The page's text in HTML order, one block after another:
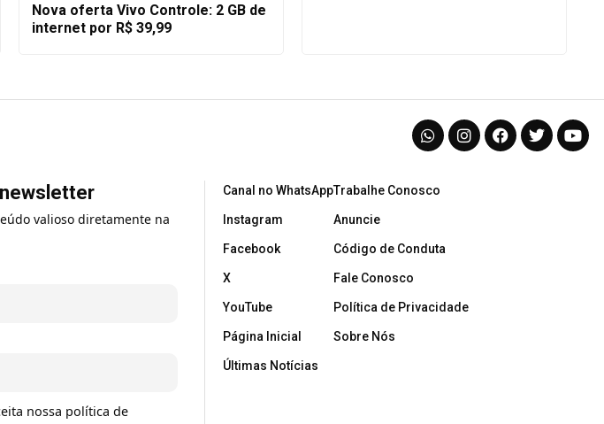
Nova oferta Vivo Controle: 2 GB de
internet por R$ 39,99
valioso diretamente na
nossa política de
Canal no WhatsApp
Instagram
Facebook
X
YouTube
Página Inicial
Últimas Notícias
Trabalhe Conosco
Anuncie
Código de Conduta
Fale Conosco
Política de Privacidade
Sobre Nós